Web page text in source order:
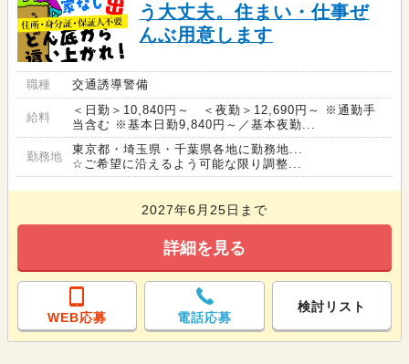
う大丈夫。住まい・仕事ぜ
んぶ用意します
職種 交通誘導警備
給料
＜日勤＞10,840円～ ＜夜勤＞12,690円～ ※通勤手
当含む ※基本日勤9,840円～／基本夜勤...
勤務地
東京都・埼玉県・千葉県各地に勤務地...
☆ご希望に沿えるよう可能な限り調整...
2027年6月25日まで
詳細を見る
WEB応募 電話応募
検討リスト